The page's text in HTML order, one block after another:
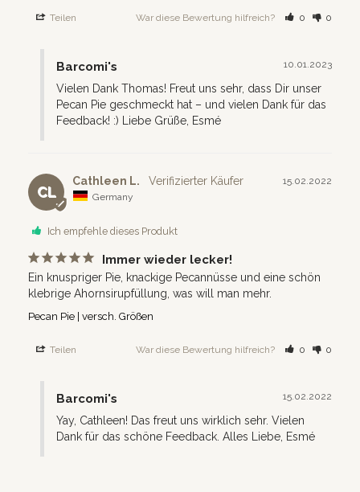
Teilen War diese Bewertung hilfreich? 0 0
10.01.2023
Barcomi's
Vielen Dank Thomas! Freut uns sehr, dass Dir unser
Pecan Pie geschmeckt hat – und vielen Dank für das
Feedback! :) Liebe Grüße, Esmé
CL
15.02.2022
Cathleen L.
Germany
Ich empfehle dieses Produkt
Immer wieder lecker!
Ein knuspriger Pie, knackige Pecannüsse und eine schön
klebrige Ahornsirupfüllung, was will man mehr.
Pecan Pie | versch. Größen
Teilen War diese Bewertung hilfreich? 0 0
15.02.2022
Barcomi's
Yay, Cathleen! Das freut uns wirklich sehr. Vielen
Dank für das schöne Feedback. Alles Liebe, Esmé